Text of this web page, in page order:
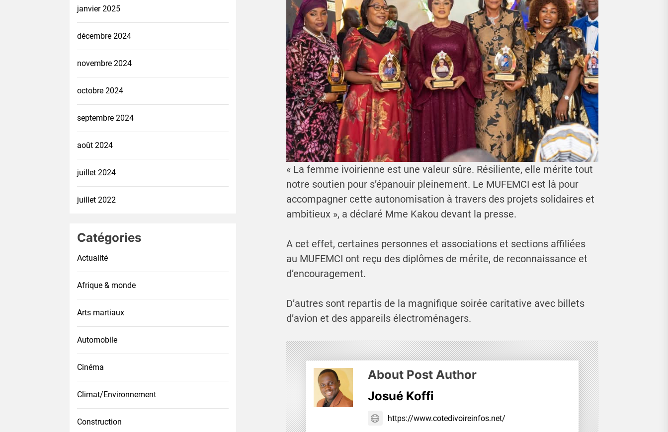
« La femme ivoirienne est une valeur sûre. Résiliente, elle mérite tout
notre soutien pour s’épanouir pleinement. Le MUFEMCI est là pour
accompagner cette autonomisation à travers des projets solidaires et
ambitieux », a déclaré Mme Kakou devant la presse.
A cet effet, certaines personnes et associations et sections affiliées
au MUFEMCI ont reçu des diplômes de mérite, de reconnaissance et
d’encouragement.
D’autres sont repartis de la magnifique soirée caritative avec billets
d’avion et des appareils électroménagers.
About Post Author
Josué Koffi
https://www.cotedivoireinfos.net/
janvier 2025
décembre 2024
novembre 2024
octobre 2024
septembre 2024
août 2024
juillet 2024
juillet 2022
Catégories
Actualité
Afrique & monde
Arts martiaux
Automobile
Cinéma
Climat/Environnement
Construction